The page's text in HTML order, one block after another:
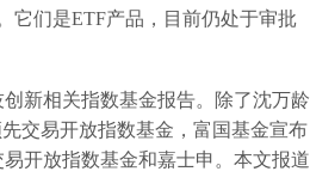
它们是ETF产品，目前仍处于审批
新相关指数基金报告。除了沈万龄
交易开放指数基金，富国基金宣布
开放指数基金和嘉士申。本文报道